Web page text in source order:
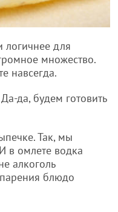
логичнее для
множество.
навсегда.
да, будем готовить
Так, мы
в омлете водка
алкоголь
блюдо